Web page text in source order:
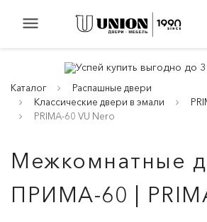
menu
Каталог
Распашные двери
Классические двери в эмали
PRIMA-60 VU Nero
Межкомнатные
ПРИМА-60 |